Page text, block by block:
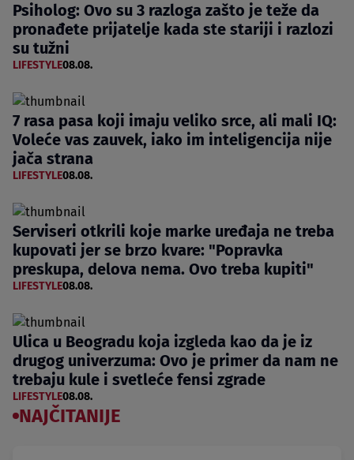
Psiholog: Ovo su 3 razloga zašto je teže da
pronađete prijatelje kada ste stariji i razlozi
su tužni
LIFESTYLE08.08.
7 rasa pasa koji imaju veliko srce, ali mali IQ:
Voleće vas zauvek, iako im inteligencija nije
jača strana
LIFESTYLE08.08.
Serviseri otkrili koje marke uređaja ne treba
kupovati jer se brzo kvare: "Popravka
preskupa, delova nema. Ovo treba kupiti"
LIFESTYLE08.08.
Ulica u Beogradu koja izgleda kao da je iz
drugog univerzuma: Ovo je primer da nam ne
trebaju kule i svetleće fensi zgrade
LIFESTYLE08.08.
NAJČITANIJE